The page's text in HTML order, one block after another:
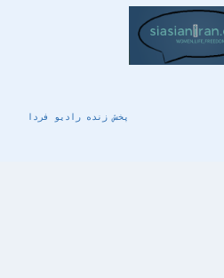
پخش زنده رادیو فردا